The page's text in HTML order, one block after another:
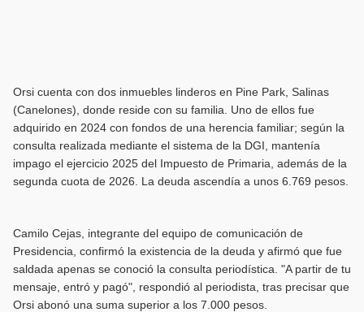
Orsi cuenta con dos inmuebles linderos en Pine Park, Salinas
(Canelones), donde reside con su familia. Uno de ellos fue
adquirido en 2024 con fondos de una herencia familiar; según la
consulta realizada mediante el sistema de la DGI, mantenía
impago el ejercicio 2025 del Impuesto de Primaria, además de la
segunda cuota de 2026. La deuda ascendía a unos 6.769 pesos.
Camilo Cejas, integrante del equipo de comunicación de
Presidencia, confirmó la existencia de la deuda y afirmó que fue
saldada apenas se conoció la consulta periodística. "A partir de tu
mensaje, entró y pagó", respondió al periodista, tras precisar que
Orsi abonó una suma superior a los 7.000 pesos.